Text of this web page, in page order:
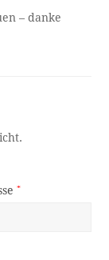
– danke
*